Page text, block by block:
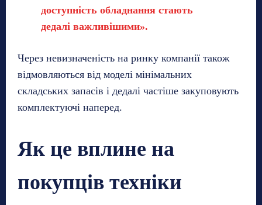
доступність обладнання стають
дедалі важливішими».
Через невизначеність на ринку компанії також
відмовляються від моделі мінімальних
складських запасів і дедалі частіше закуповують
комплектуючі наперед.
Як це вплине на
покупців техніки